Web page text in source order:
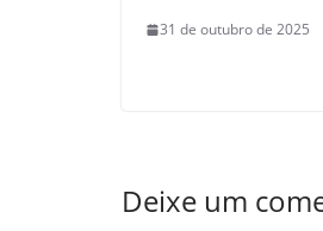
31 de outubro de 2025
Deixe um